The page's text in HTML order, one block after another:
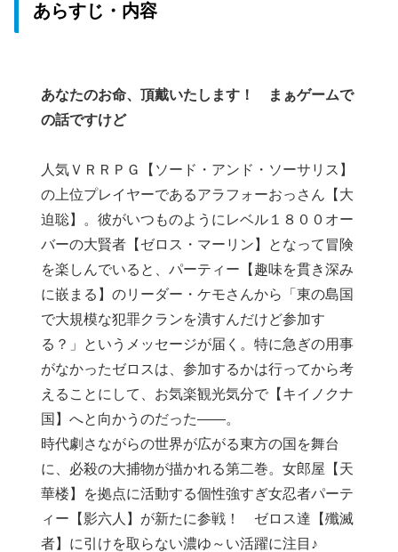
あらすじ・内容
あなたのお命、頂戴いたします！ まぁゲームで
の話ですけど
人気ＶＲＲＰＧ【ソード・アンド・ソーサリス】
の上位プレイヤーであるアラフォーおっさん【大
迫聡】。彼がいつものようにレベル１８００オー
バーの大賢者【ゼロス・マーリン】となって冒険
を楽しんでいると、パーティー【趣味を貫き深み
に嵌まる】のリーダー・ケモさんから「東の島国
で大規模な犯罪クランを潰すんだけど参加す
る？」というメッセージが届く。特に急ぎの用事
がなかったゼロスは、参加するかは行ってから考
えることにして、お気楽観光気分で【キイノクナ
国】へと向かうのだった――。
時代劇さながらの世界が広がる東方の国を舞台
に、必殺の大捕物が描かれる第二巻。女郎屋【天
華楼】を拠点に活動する個性強すぎ女忍者パーテ
ィー【影六人】が新たに参戦！ ゼロス達【殲滅
者】に引けを取らない濃ゆ～い活躍に注目♪